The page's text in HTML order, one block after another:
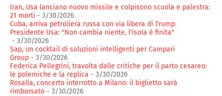
Iran, Usa lanciano nuovo missile e colpisono scuola e palestra:
21 morti - 3/30/2026
Cuba, arriva petroliera russa con via libera di Trump.
Presidente Usa: "Non cambia niente, l'isola è finita"
- 3/30/2026
Sap, un cocktail di soluzioni intelligenti per Campari
Group - 3/30/2026
Federica Pellegrini, travolta dalle critiche per il parto cesareo:
le polemiche e la replica - 3/30/2026
Rosalía, concerto interrotto a Milano: il biglietto sarà
rimborsato - 3/30/2026